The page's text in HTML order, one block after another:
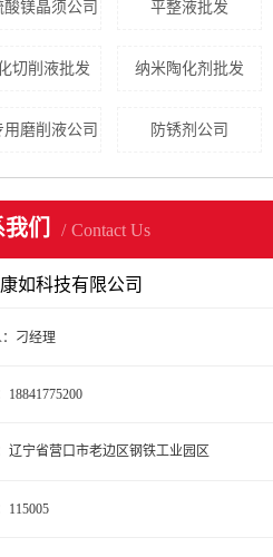
镁晶须公司 平整液批发
切削液批发 纳米陶化剂批发
磨削液公司 防锈剂公司
们 Contact Us
如科技有限公司
刁经理
18841775200
辽宁省营口市老边区钢铁工业园区
115005